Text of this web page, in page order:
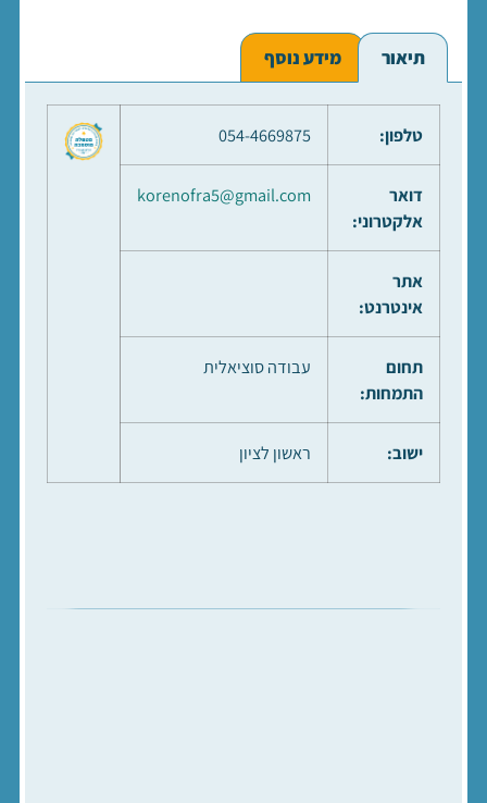
תיאור מידע נוסף
טלפון: 054-4669875
דואר
אלקטרוני:
korenofra5@gmail.com
אתר
אינטרנט:
תחום
התמחות:
עבודה סוציאלית
ישוב: ראשון לציון